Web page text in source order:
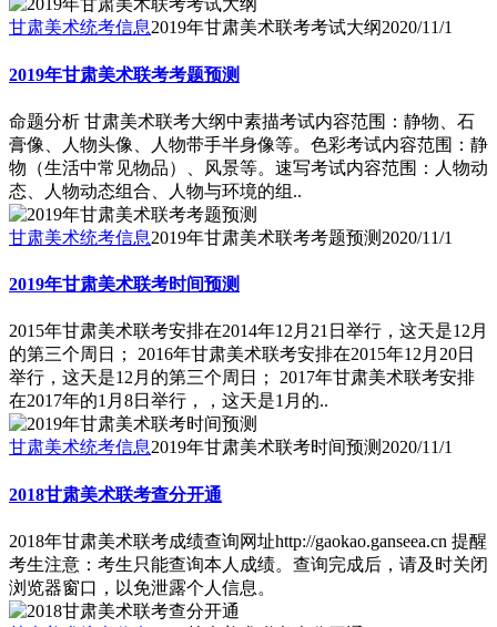
甘肃美术统考信息2019年甘肃美术联考考试大纲2020/11/1
2019年甘肃美术联考考题预测
命题分析 甘肃美术联考大纲中素描考试内容范围：静物、石
膏像、人物头像、人物带手半身像等。色彩考试内容范围：静
物（生活中常见物品）、风景等。速写考试内容范围：人物动
态、人物动态组合、人物与环境的组..
甘肃美术统考信息2019年甘肃美术联考考题预测 2020/11/1
2019年甘肃美术联考时间预测
2015年甘肃美术联考安排在2014年12月21日举行，这天是12月
的第三个周日； 2016年甘肃美术联考安排在2015年12月20日
举行，这天是12月的第三个周日； 2017年甘肃美术联考安排
在2017年的1月8日举行，，这天是1月的..
甘肃美术统考信息2019年甘肃美术联考时间预测2020/11/1
2018甘肃美术联考查分开通
2018年甘肃美术联考成绩查询网址http://gaokao.ganseea.cn 提醒
考生注意：考生只能查询本人成绩。查询完成后，请及时关闭
浏览器窗口，以免泄露个人信息。